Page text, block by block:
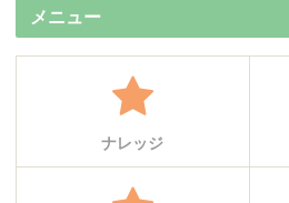
メニュー
ナレッジ